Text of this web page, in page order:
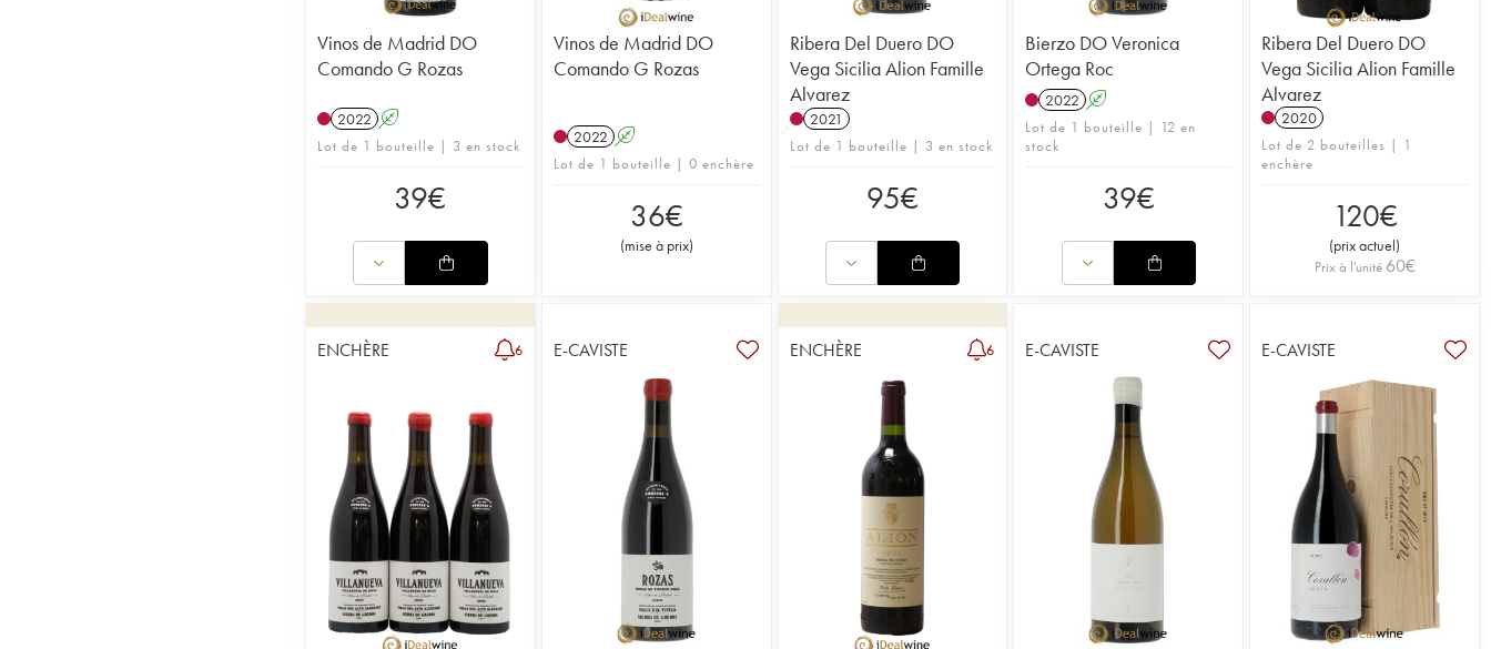
Vinos de Madrid DO
Comando G Rozas
2022 A
Lot de 1 bouteille | 3 en stock
39€
Vinos de Madrid DO
Comando G Rozas
2022 A
Lot de 1 bouteille | 0 enchère
36€
(mise à prix)
Ribera Del Duero DO
Vega Sicilia Alion Famille
Alvarez
2021
Lot de 1 bouteille | 3 en stock
95€
Bierzo DO Veronica
Ortega Roc
2022 A
Lot de 1 bouteille | 12 en
stock
39€
Ribera Del Duero DO
Vega Sicilia Alion Famille
Alvarez
2020
Lot de 2 bouteilles | 1
enchère
120€
(prix actuel)
Prix à l'unité 60€
ENCHÈRE 6 E-CAVISTE ENCHÈRE 6 E-CAVISTE E-CAVISTE